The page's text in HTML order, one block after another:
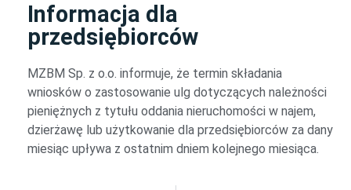
Informacja dla
przedsiębiorców
MZBM Sp. z o.o. informuje, że termin składania
wniosków o zastosowanie ulg dotyczących należności
pieniężnych z tytułu oddania nieruchomości w najem,
dzierżawę lub użytkowanie dla przedsiębiorców za dany
miesiąc upływa z ostatnim dniem kolejnego miesiąca.